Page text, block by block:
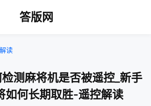
答版网
读
测麻将机是否被遥控_新手
如何长期取胜-遥控解读